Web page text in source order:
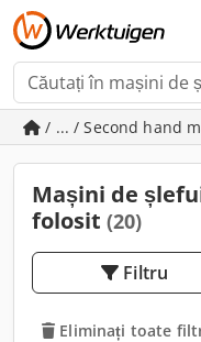
/ ... / Second hand
Mașini de
folosit (20)
Filtru
Eliminați toate